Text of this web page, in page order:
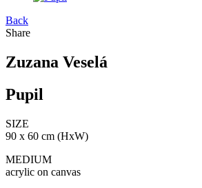
Back
Share
Zuzana Veselá
Pupil
SIZE
90 x 60 cm (HxW)
MEDIUM
acrylic on canvas